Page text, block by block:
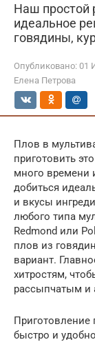
Наш простой
идеальное
говядины,
Опубликовано: 01
Елена Петрова
Плов в
приготовить
много времени
добиться
и вкусы
любого типа
Redmond или
плов из
вариант.
хитростям,
рассыпчатым и
Приготовление
быстро и